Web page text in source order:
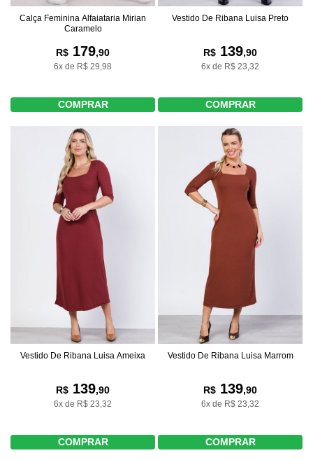
Calça Feminina Alfaiataria Mirian
Caramelo
R$ 179,90
6x de R$ 29,98
COMPRAR
Vestido De Ribana Luisa Preto
R$ 139,90
6x de R$ 23,32
COMPRAR
Vestido De Ribana Luisa Ameixa
R$ 139,90
6x de R$ 23,32
COMPRAR
Vestido De Ribana Luisa Marrom
R$ 139,90
6x de R$ 23,32
COMPRAR